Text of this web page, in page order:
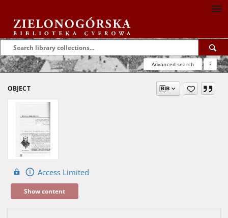
Advanced search ?
OBJECT
Access Limited
Show content